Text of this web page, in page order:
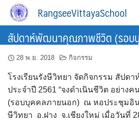
Skip
content
RangseeVittayaSchool
สัปดาห์พัฒนาคุณภาพชีวิต (รอบ
28 พ.ย. 2018 กิจกรรม
โรงเรียนรังษีวิทยา จัดกิจกรรม สัป
ประจำปี 2561 “จงดำเนินชีวิต อย่าง
(รอบบุคคลภายนอก) ณ หอประชุมอิน
ษีวิทยา อ.ฝาง จ.เชียงใหม่ เมื่อวันที่